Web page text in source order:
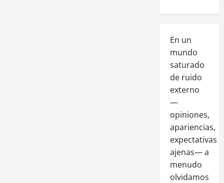
En un
mundo
saturado
de ruido
externo
—
opiniones,
apariencias,
expectativas
ajenas— a
menudo
olvidamos